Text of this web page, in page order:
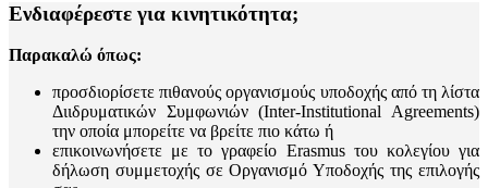
Ενδιαφέρεστε για κινητικότητα;
Παρακαλώ όπως:
προσδιορίσετε πιθανούς οργανισμούς υποδοχής από τη λίστα
Διιδρυματικών Συμφωνιών (Inter-Institutional Agreements)
την οποία μπορείτε να βρείτε πιο κάτω ή
επικοινωνήσετε με το γραφείο Erasmus του κολεγίου για
δήλωση συμμετοχής σε Οργανισμό Υποδοχής της επιλογής